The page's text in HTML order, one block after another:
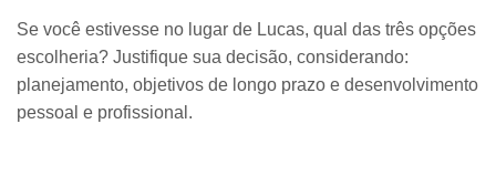
Se você estivesse no lugar de Lucas, qual das três opções
escolheria? Justifique sua decisão, considerando:
planejamento, objetivos de longo prazo e desenvolvimento
pessoal e profissional.